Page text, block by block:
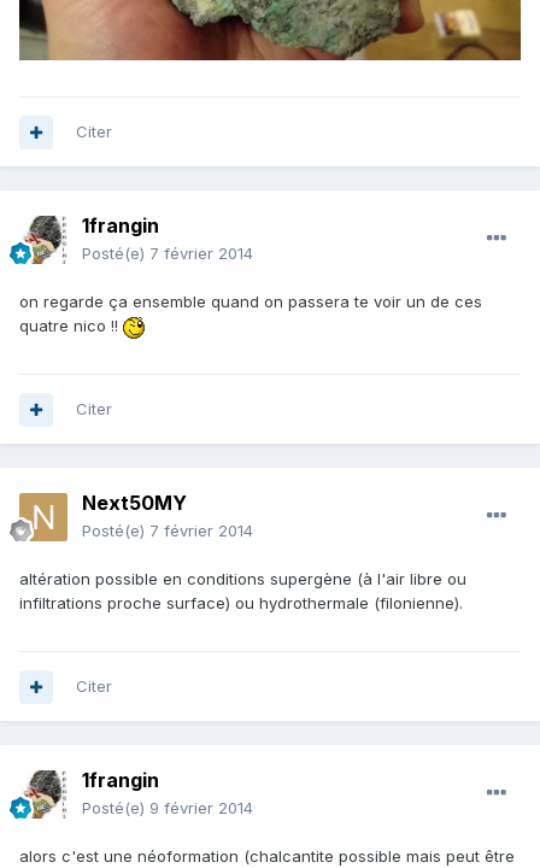
Citer
1frangin
Posté(e) 7 février 2014
on regarde ça ensemble quand on passera te voir un de ces
quatre nico !!
Citer
Next50MY
Posté(e) 7 février 2014
altération possible en conditions supergène (à l'air libre ou
infiltrations proche surface) ou hydrothermale (filonienne).
Citer
1frangin
Posté(e) 9 février 2014
alors c'est une néoformation (chalcantite possible mais peut être